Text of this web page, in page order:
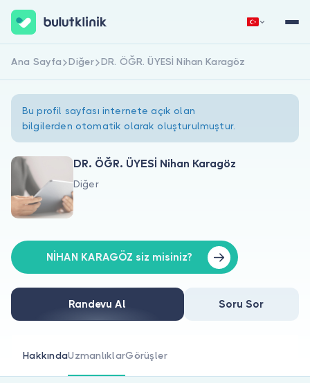
Hakkımızda
Doktorlar için
Doktor musunuz?
Hemen Kaydol Giriş Yap
Ana Sayfa Diğer DR. ÖĞR. ÜYESİ Nihan Karagöz
Bu profil sayfası internete açık olan
bilgilerden otomatik olarak oluşturulmuştur.
DR. ÖĞR. ÜYESİ Nihan Karagöz
Diğer
NİHAN KARAGÖZ siz misiniz?
Randevu Al Soru Sor
HakkındaUzmanlıklarGörüşler